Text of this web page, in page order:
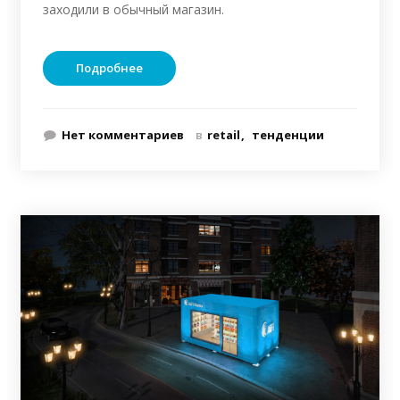
заходили в обычный магазин.
Подробнее
Нет комментариев в retail тенденции